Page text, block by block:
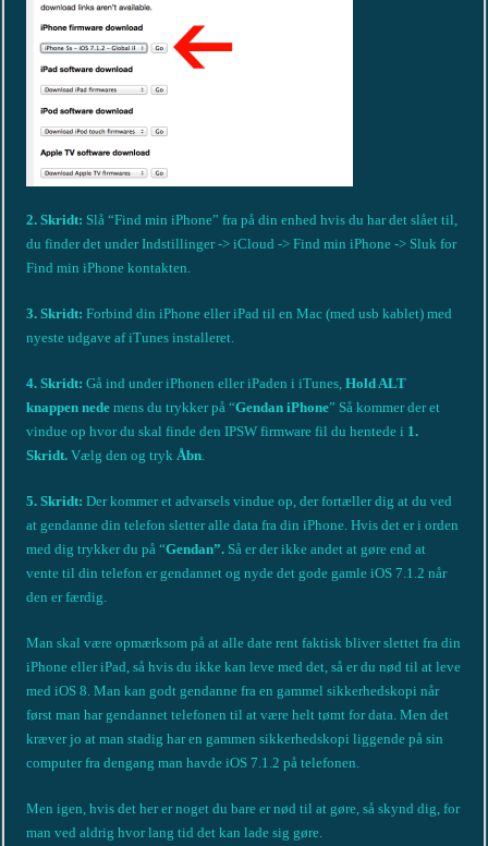
2. Skridt: Slå “Find min iPhone” fra på din enhed hvis du har det slået til,
du finder det under Indstillinger -> iCloud -> Find min iPhone -> Sluk for
Find min iPhone kontakten.
3. Skridt:Forbind din iPhone eller iPad til en Mac (med usb kablet) med
nyeste udgave af iTunes installeret.
4. Skridt:Gå ind under iPhonen eller iPaden i iTunes,Hold ALT
knappen nede mens du trykker på “Gendan iPhone” Så kommer der et
vindue op hvor du skal finde den IPSW firmware fil du hentede i 1.
Skridt. Vælg den og trykÅbn.
5. Skridt:Der kommer et advarsels vindue op, der fortæller dig at du ved
at gendanne din telefon sletter alle data fra din iPhone. Hvis det er i orden
med dig trykker du på “Gendan”. Så er der ikke andet at gøre end at
vente til din telefon er gendannet og nyde det gode gamle iOS 7.1.2 når
den er færdig.
Man skal være opmærksom på at alle date rent faktisk bliver slettet fra din
iPhone eller iPad, så hvis du ikke kan leve med det, så er du nød til at leve
med iOS 8. Man kan godt gendanne fra en gammel sikkerhedskopi når
først man har gendannet telefonen til at være helt tømt for data. Men det
kræver jo at man stadig har en gammen sikkerhedskopi liggende på sin
computer fra dengang man havde iOS 7.1.2 på telefonen.
Men igen, hvis det her er noget du bare er nød til at gøre, så skynd dig, for
man ved aldrig hvor lang tid det kan lade sig gøre.